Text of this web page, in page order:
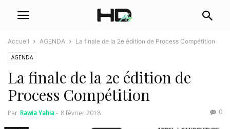
Accueil AGENDA La finale de la 2e édition de Process Compétition
AGENDA
La finale de la 2e édition de
Process Compétition
Par Rawia Yahia- 8 février 2018 0